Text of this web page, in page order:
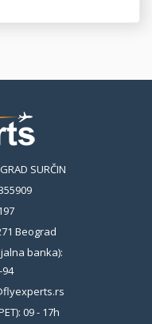
SURČIN
Beograd
banka):
09 - 17h